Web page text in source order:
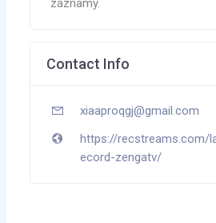
záznamy.
Contact Info
xiaaproqgj@gmail.com
https://recstreams.com/
ecord-zengatv/